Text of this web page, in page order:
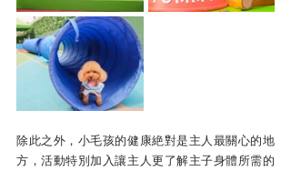
除此之外，小毛孩的健康絶對是主人最關心的地
方，活動特別加入讓主人更了解主子身體所需的